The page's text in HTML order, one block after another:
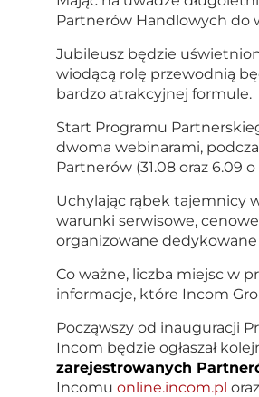
Partnerów Handlowych do
Jubileusz będzie
wiodącą rolę przewodnią
bardzo atrakcyjnej formule.
Start Programu
dwoma webinarami,
Partnerów (31.08 oraz 6.09
Uchylając rąbek tajemnicy
warunki serwisowe,
organizowane
Co ważne, liczba miejsc w
informacje, które Incom
Począwszy od inauguracji
Incom będzie ogłaszał
zarejestrowanych
Incomu online.incom.pl